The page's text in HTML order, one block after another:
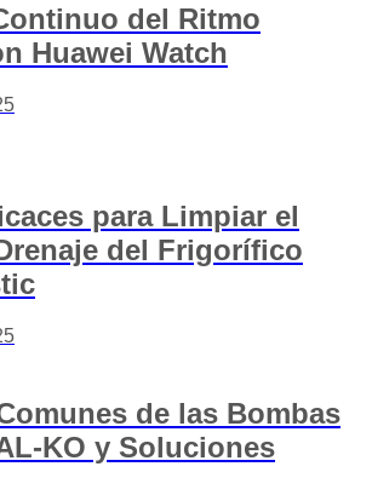
del Ritmo
Huawei Watch
para Limpiar el
del Frigorífico
de las Bombas
KO y Soluciones